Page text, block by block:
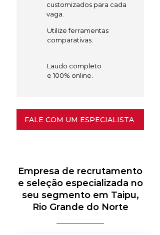
customizados para cada
vaga.
Utilize ferramentas
comparativas.
Laudo completo
e 100% online.
FALE COM UM ESPECIALISTA
Empresa de recrutamento
e seleção especializada no
seu segmento em Taipu,
Rio Grande do Norte